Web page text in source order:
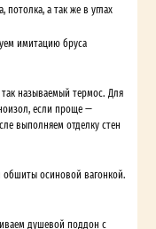
а так же в углах
имитацию бруса
называемый термос. Для
если проще —
выполняем отделку стен
обшиты осиновой вагонкой.
душевой поддон с